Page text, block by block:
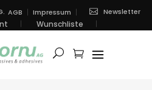
AGB Impressum Newsletter
Wunschliste